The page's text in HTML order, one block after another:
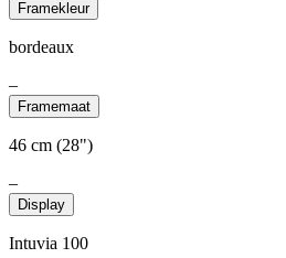
Framekleur
bordeaux
–
Framemaat
46 cm (28")
–
Display
Intuvia 100